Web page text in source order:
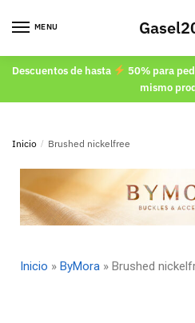
MENU
Descuentos de hasta
50% para
mismo
Inicio / Brushed nickelfree
Inicio » ByMora » Brushed